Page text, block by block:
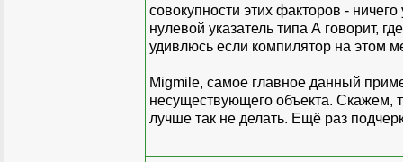
совокупности этих факторов -
нулевой указатель типа А говорит,
удивлюсь если компилятор на этом
Migmile, самое главное данный
несуществующего объекта. Скажем,
лучше так не делать. Ещё раз